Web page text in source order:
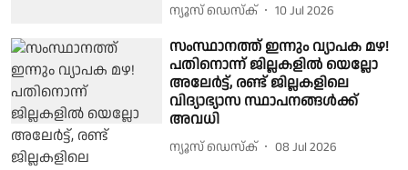
ന്യൂസ് ഡെസ്ക് 10 Jul 2026
സംസ്ഥാനത്ത് ഇന്നും വ്യാപക മഴ!
പതിനൊന്ന് ജില്ലകളിൽ യെല്ലോ
അലേർട്ട്, രണ്ട് ജില്ലകളിലെ
വിദ്യാഭ്യാസ സ്ഥാപനങ്ങൾക്ക്
അവധി
ന്യൂസ് ഡെസ്ക് 08 Jul 2026